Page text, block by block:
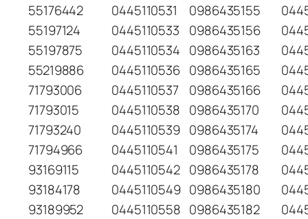
55176442
0445110531 0986435155
55197124
0445110533 0986435156
55197875
0445110534 0986435163
55219886
0445110536 0986435165
71793006
0445110537 0986435166
71793015
0445110538 0986435170
71793240
0445110539 0986435174
71794966
0445110541 0986435175
93169115
0445110542 0986435178
93184178
0445110549 0986435180
93189952
0445110558 0986435182